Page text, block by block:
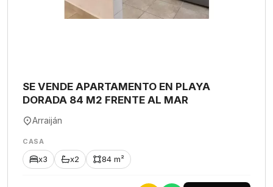
SE VENDE APARTAMENTO EN PLAYA
DORADA 84 M2 FRENTE AL MAR
Arraiján
CASA
x3 x2 84 m²